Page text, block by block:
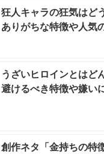
狂人キャラの狂気はど
ありがちな特徴や人気
うざいヒロインとはど
避けるべき特徴や嫌い
創作ネタ「金持ちの特